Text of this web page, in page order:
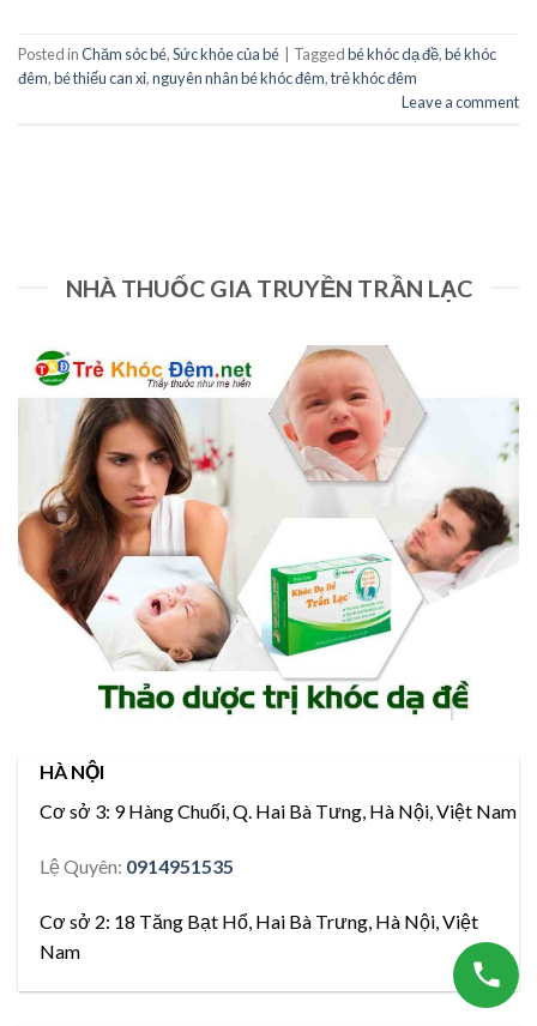
Posted inChăm sóc bé,Sức khỏe của bé Taggedbé khóc dạ đề,bé khóc
đêm,bé thiếu can xi,nguyên nhân bé khóc đêm,trẻ khóc đêm
Leave a comment
NHÀ THUỐC GIA TRUYỀN TRẦN LẠC
HÀ NỘI
Cơ sở 3: 9 Hàng Chuối, Q. Hai Bà Tưng, Hà Nội, Việt Nam
Lệ Quyên: 0914951535
Cơ sở 2: 18 Tăng Bạt Hổ, Hai Bà Trưng, Hà Nội, Việt
Nam